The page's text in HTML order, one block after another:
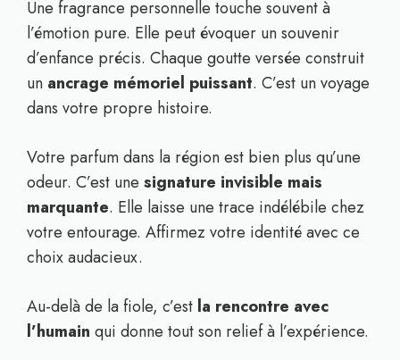
Une fragrance personnelle touche souvent à
l’émotion pure. Elle peut évoquer un souvenir
d’enfance précis. Chaque goutte versée construit
un ancrage mémoriel puissant. C’est un voyage
dans votre propre histoire.
Votre parfum dans la région est bien plus qu’une
odeur. C’est une signature invisible mais
marquante. Elle laisse une trace indélébile chez
votre entourage. Affirmez votre identité avec ce
choix audacieux.
Au-delà de la fiole, c’est la rencontre avec
l’humain qui donne tout son relief à l’expérience.